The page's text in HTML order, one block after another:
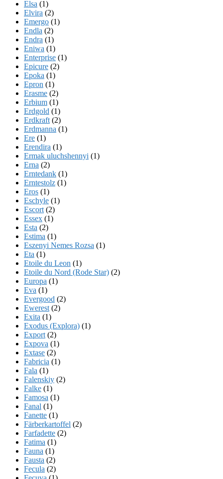
Elsa (1)
Elvira (2)
Emergo (1)
Endla (2)
Endra (1)
Eniwa (1)
Enterprise (1)
Epicure (2)
Epoka (1)
Epron (1)
Erasme (2)
Erbium (1)
Erdgold (1)
Erdkraft (2)
Erdmanna (1)
Ere (1)
Erendira (1)
Ermak uluchshennyi (1)
Erna (2)
Erntedank (1)
Erntestolz (1)
Eros (1)
Eschyle (1)
Escort (2)
Essex (1)
Esta (2)
Estima (1)
Eszenyi Nemes Rozsa (1)
Eta (1)
Etoile du Leon (1)
Etoile du Nord (Rode Star) (2)
Europa (1)
Eva (1)
Evergood (2)
Ewerest (2)
Exita (1)
Exodus (Explora) (1)
Export (2)
Expova (1)
Extase (2)
Fabricia (1)
Fala (1)
Falenskiy (2)
Falke (1)
Famosa (1)
Fanal (1)
Fanette (1)
Färberkartoffel (2)
Farfadette (2)
Fatima (1)
Fauna (1)
Fausta (2)
Fecula (2)